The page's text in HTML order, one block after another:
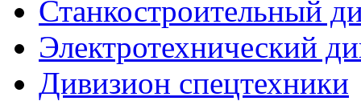
Станкостроительный
Электротехнический
Дивизион спецтехники